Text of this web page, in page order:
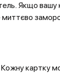
Якщо вашу
Кожну